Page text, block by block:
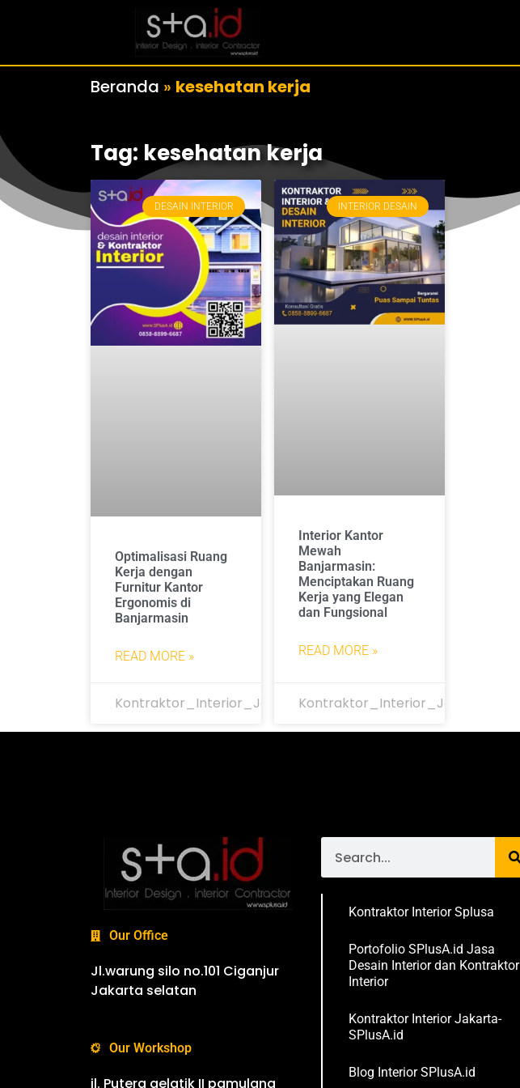
Beranda » kesehatan kerja
Tag: kesehatan kerja
DESAIN INTERIOR
Optimalisasi Ruang
Kerja dengan
Furnitur Kantor
Ergonomis di
Banjarmasin
READ MORE »
Kontraktor_Interior_Jakarta
INTERIOR DESAIN
Interior Kantor
Mewah
Banjarmasin:
Menciptakan Ruang
Kerja yang Elegan
dan Fungsional
READ MORE »
Kontraktor_Interior_Jakarta
Our Office
Jl.warung silo no.101 Ciganjur
Jakarta selatan
Our Workshop
jl. Putera gelatik II pamulang
Kontraktor Interior Splusa
Portofolio SPlusA.id Jasa
Desain Interior dan Kontraktor
Interior
Kontraktor Interior Jakarta-
SPlusA.id
Blog Interior SPlusA.id